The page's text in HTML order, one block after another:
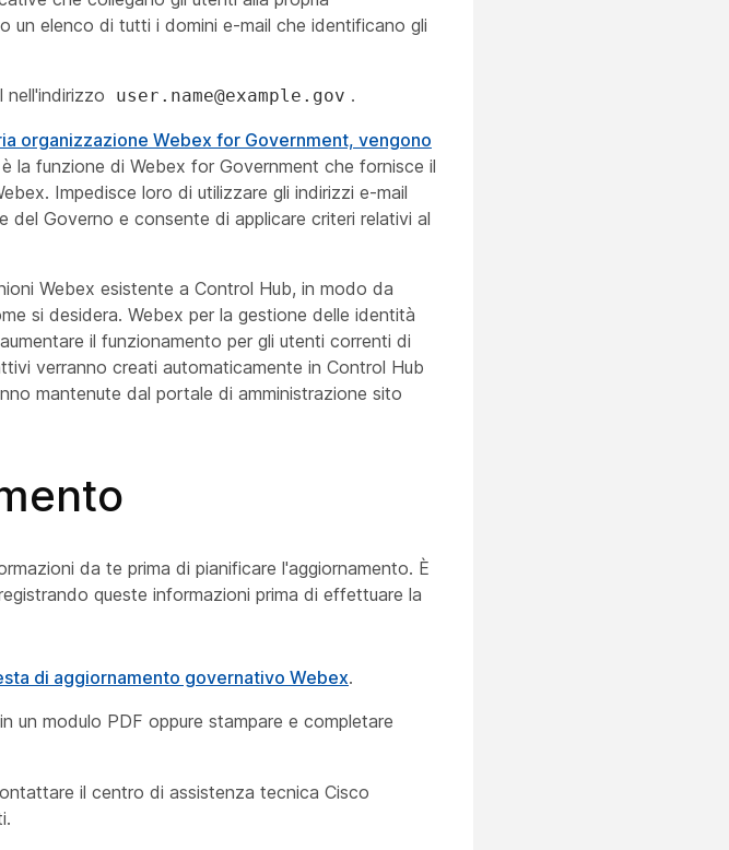
un elenco di tutti i domini e-mail che identificano gli
nell'indirizzo user.name@example.gov .
organizzazione Webex for Government, vengono
la funzione di Webex for Government che fornisce il
Impedisce loro di utilizzare gli indirizzi e-mail
Governo e consente di applicare criteri relativi al
Webex esistente a Control Hub, in modo da
si desidera. Webex per la gestione delle identità
il funzionamento per gli utenti correnti di
verranno creati automaticamente in Control Hub
mantenute dal portale di amministrazione sito
da te prima di pianificare l'aggiornamento. È
queste informazioni prima di effettuare la
di aggiornamento governativo Webex.
un modulo PDF oppure stampare e completare
il centro di assistenza tecnica Cisco